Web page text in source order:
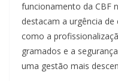
funcionamento da CBF
destacam a urgência
como a
gramados e a
uma gestão mais